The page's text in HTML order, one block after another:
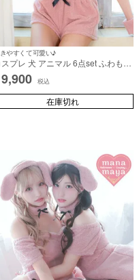
やすくて可愛い♪
スプレ 犬 アニマル 6点set ふわもこ
ボン へそ出し プードル (トップス/
ツ/カチューシャ/チョーカー/カフ
レッグカバー)【ハロウィン】[tk-
9,900 税込
在庫切れ